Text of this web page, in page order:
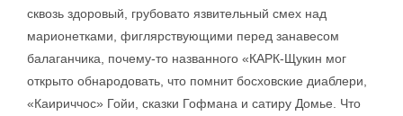
сквозь здоровый, грубовато язвительный смех над
марионетками, фиглярствующими перед занавесом
балаганчика, почему-то названного «КАРК-Щукин мог
открыто обнародовать, что помнит босховские диаблери,
«Каириччос» Гойи, сказки Гофмана и сатиру Домье. Что